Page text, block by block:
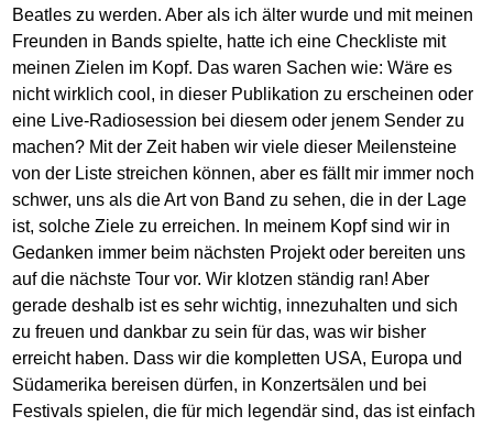
Beatles zu werden. Aber als ich älter wurde und mit meinen
Freunden in Bands spielte, hatte ich eine Checkliste mit
meinen Zielen im Kopf. Das waren Sachen wie: Wäre es
nicht wirklich cool, in dieser Publikation zu erscheinen oder
eine Live-Radiosession bei diesem oder jenem Sender zu
machen? Mit der Zeit haben wir viele dieser Meilensteine
von der Liste streichen können, aber es fällt mir immer noch
schwer, uns als die Art von Band zu sehen, die in der Lage
ist, solche Ziele zu erreichen. In meinem Kopf sind wir in
Gedanken immer beim nächsten Projekt oder bereiten uns
auf die nächste Tour vor. Wir klotzen ständig ran! Aber
gerade deshalb ist es sehr wichtig, innezuhalten und sich
zu freuen und dankbar zu sein für das, was wir bisher
erreicht haben. Dass wir die kompletten USA, Europa und
Südamerika bereisen dürfen, in Konzertsälen und bei
Festivals spielen, die für mich legendär sind, das ist einfach